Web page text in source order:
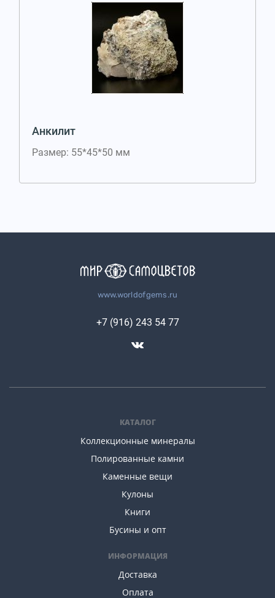
Анкилит
Размер: 55*45*50 мм
www.worldofgems.ru
КАТАЛОГ
Коллекционные минералы
Полированные камни
Каменные вещи
Кулоны
Книги
Бусины и опт
ИНФОРМАЦИЯ
Доставка
Оплата
+7 (916) 243 54 77